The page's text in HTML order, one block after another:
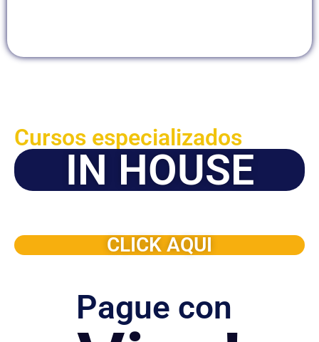
Cursos especializados
IN HOUSE
CLICK AQUI
Pague con